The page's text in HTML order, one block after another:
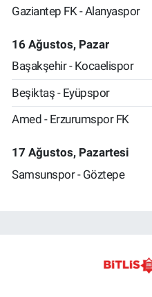
Gaziantep FK - Alanyaspor
16 Ağustos, Pazar
Başakşehir - Kocaelispor
Beşiktaş - Eyüpspor
Amed - Erzurumspor FK
17 Ağustos, Pazartesi
Samsunspor - Göztepe